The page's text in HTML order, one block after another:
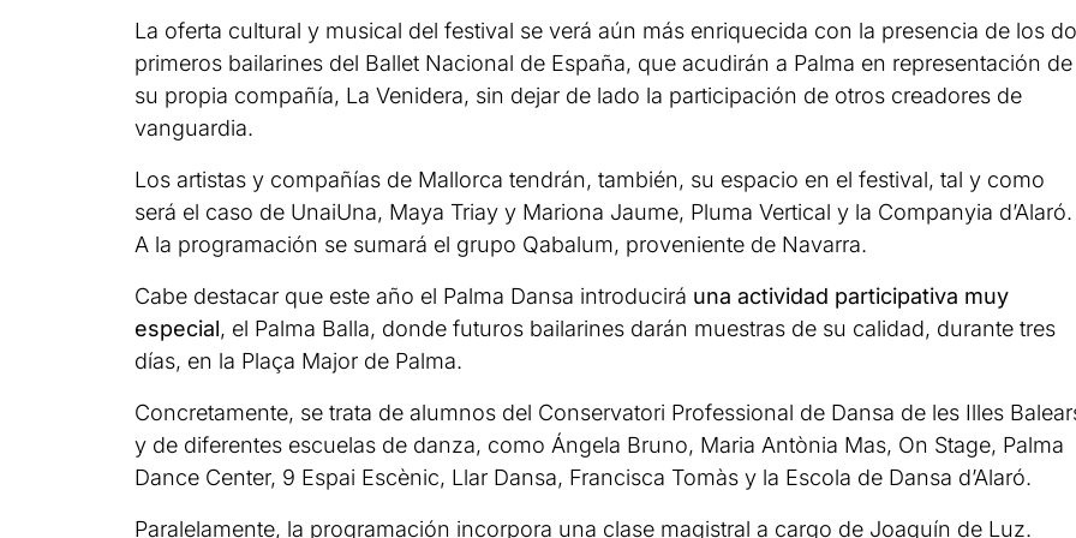
La oferta cultural y musical del festival se verá aún más enriquecida con la presencia de los
primeros bailarines del Ballet Nacional de España, que acudirán a Palma en representación de
su propia compañía, La Venidera, sin dejar de lado la participación de otros creadores de
vanguardia.
Los artistas y compañías de Mallorca tendrán, también, su espacio en el festival, tal y como
será el caso de UnaiUna, Maya Triay y Mariona Jaume, Pluma Vertical y la Companyia d’Alaró.
A la programación se sumará el grupo Qabalum, proveniente de Navarra.
Cabe destacar que este año el Palma Dansa introducirá una actividad participativa muy
especial, el Palma Balla, donde futuros bailarines darán muestras de su calidad, durante tres
días, en la Plaça Major de Palma.
Concretamente, se trata de alumnos del Conservatori Professional de Dansa de les Illes
y de diferentes escuelas de danza, como Ángela Bruno, Maria Antònia Mas, On Stage, Palma
Dance Center, 9 Espai Escènic, Llar Dansa, Francisca Tomàs y la Escola de Dansa d’Alaró.
Paralelamente, la programación incorpora una clase magistral a cargo de Joaquín de Luz.